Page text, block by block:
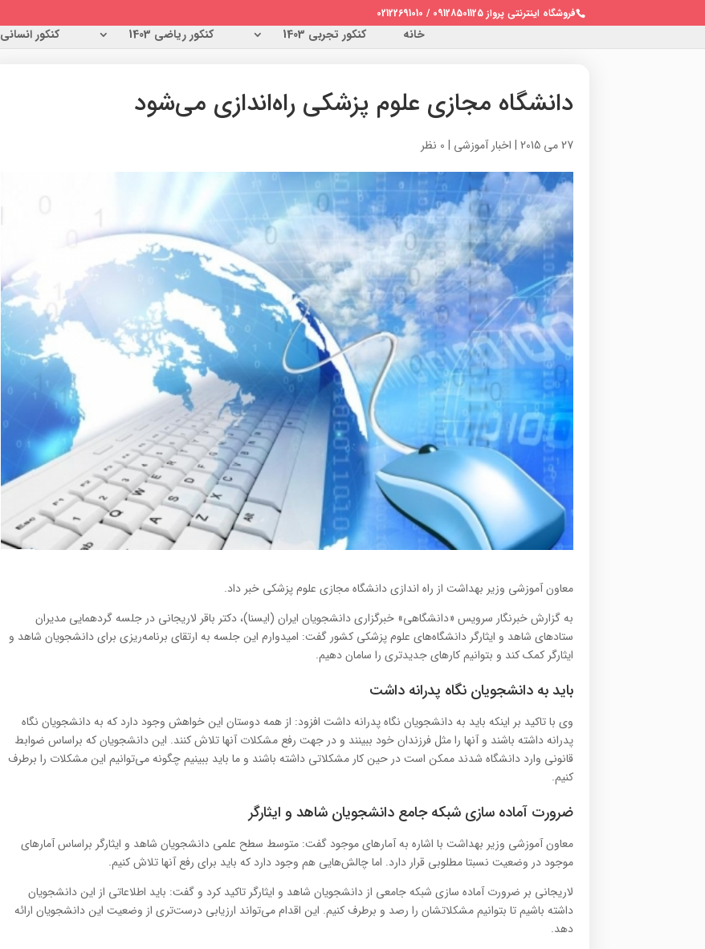
فروشگاه اینترنتی پرواز 09128501125 / 02122691010
خانه کنکور تجربی 1403 کنکور ریاضی 1403 کنکور انسانی 1403
دانشگاه مجازی علوم پزشکی راه‌اندازی می‌شود
27 می 2015 | اخبار آموزشی | 0 نظر
معاون آموزشی وزیر بهداشت از راه اندازی دانشگاه مجازی علوم پزشکی خبر داد.
به گزارش خبرنگار سرویس «دانشگاهی» خبرگزاری دانشجویان ایران (ایسنا)، دکتر باقر لاریجانی در جلسه گردهمایی مدیران
ستادهای شاهد و ایثارگر دانشگاه‌های علوم پزشکی کشور گفت: امیدوارم این جلسه به ارتقای برنامه‌ریزی برای دانشجویان شاهد و
ایثارگر کمک کند و بتوانیم کارهای جدیدتری را سامان دهیم.
باید به دانشجویان نگاه پدرانه داشت
وی با تاکید بر اینکه باید به دانشجویان نگاه پدرانه داشت افزود: از همه دوستان این خواهش وجود دارد که به دانشجویان نگاه
پدرانه داشته باشند و آنها را مثل فرزندان خود ببینند و در جهت رفع مشکلات آنها تلاش کنند. این دانشجویان که براساس ضوابط
قانونی وارد دانشگاه شدند ممکن است در حین کار مشکلاتی داشته باشند و ما باید ببینیم چگونه می‌توانیم این مشکلات را برطرف
کنیم.
ضرورت آماده سازی شبکه جامع دانشجویان شاهد و ایثارگر
معاون آموزشی وزیر بهداشت با اشاره به آمارهای موجود گفت: متوسط سطح علمی دانشجویان شاهد و ایثارگر براساس آمارهای
موجود در وضعیت نسبتا مطلوبی قرار دارد. اما چالش‌هایی هم وجود دارد که باید برای رفع آنها تلاش کنیم.
لاریجانی بر ضرورت آماده سازی شبکه جامعی از دانشجویان شاهد و ایثارگر تاکید کرد و گفت: باید اطلاعاتی از این دانشجویان
داشته باشیم تا بتوانیم مشکلاتشان را رصد و برطرف کنیم. این اقدام می‌تواند ارزیابی درست‌تری از وضعیت این دانشجویان ارائه
دهد.